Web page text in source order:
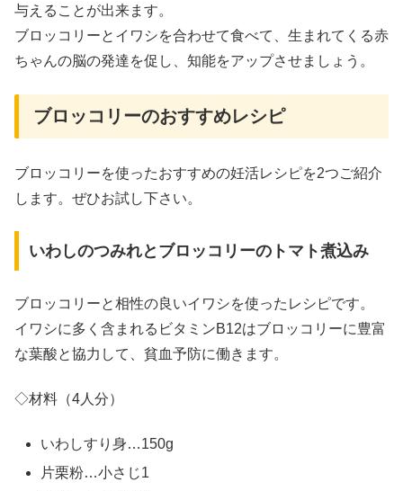
与えることが出来ます。
ブロッコリーとイワシを合わせて食べて、生まれてくる赤
ちゃんの脳の発達を促し、知能をアップさせましょう。
ブロッコリーのおすすめレシピ
ブロッコリーを使ったおすすめの妊活レシピを2つご紹介
します。ぜひお試し下さい。
いわしのつみれとブロッコリーのトマト煮込み
ブロッコリーと相性の良いイワシを使ったレシピです。
イワシに多く含まれるビタミンB12はブロッコリーに豊富
な葉酸と協力して、貧血予防に働きます。
◇材料（4人分）
いわしすり身…150g
片栗粉…小さじ1